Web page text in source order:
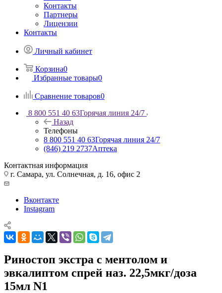
Контакты
Партнеры
Лицензии
Контакты
Личный кабинет
Корзина0
Избранные товары0
Сравнение товаров0
8 800 551 40 63Горячая линия 24/7
Назад
Телефоны
8 800 551 40 63Горячая линия 24/7
(846) 219 2737Аптека
Контактная информация
г. Самара, ул. Солнечная, д. 16, офис 2
Вконтакте
Instagram
Риностоп экстра с ментолом и
эвкалиптом спрей наз. 22,5мкг/доза
15мл N1